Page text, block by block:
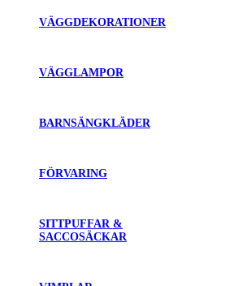
VÄGGDEKORATIONER
VÄGGLAMPOR
BARNSÄNGKLÄDER
FÖRVARING
SITTPUFFAR &
SACCOSÄCKAR